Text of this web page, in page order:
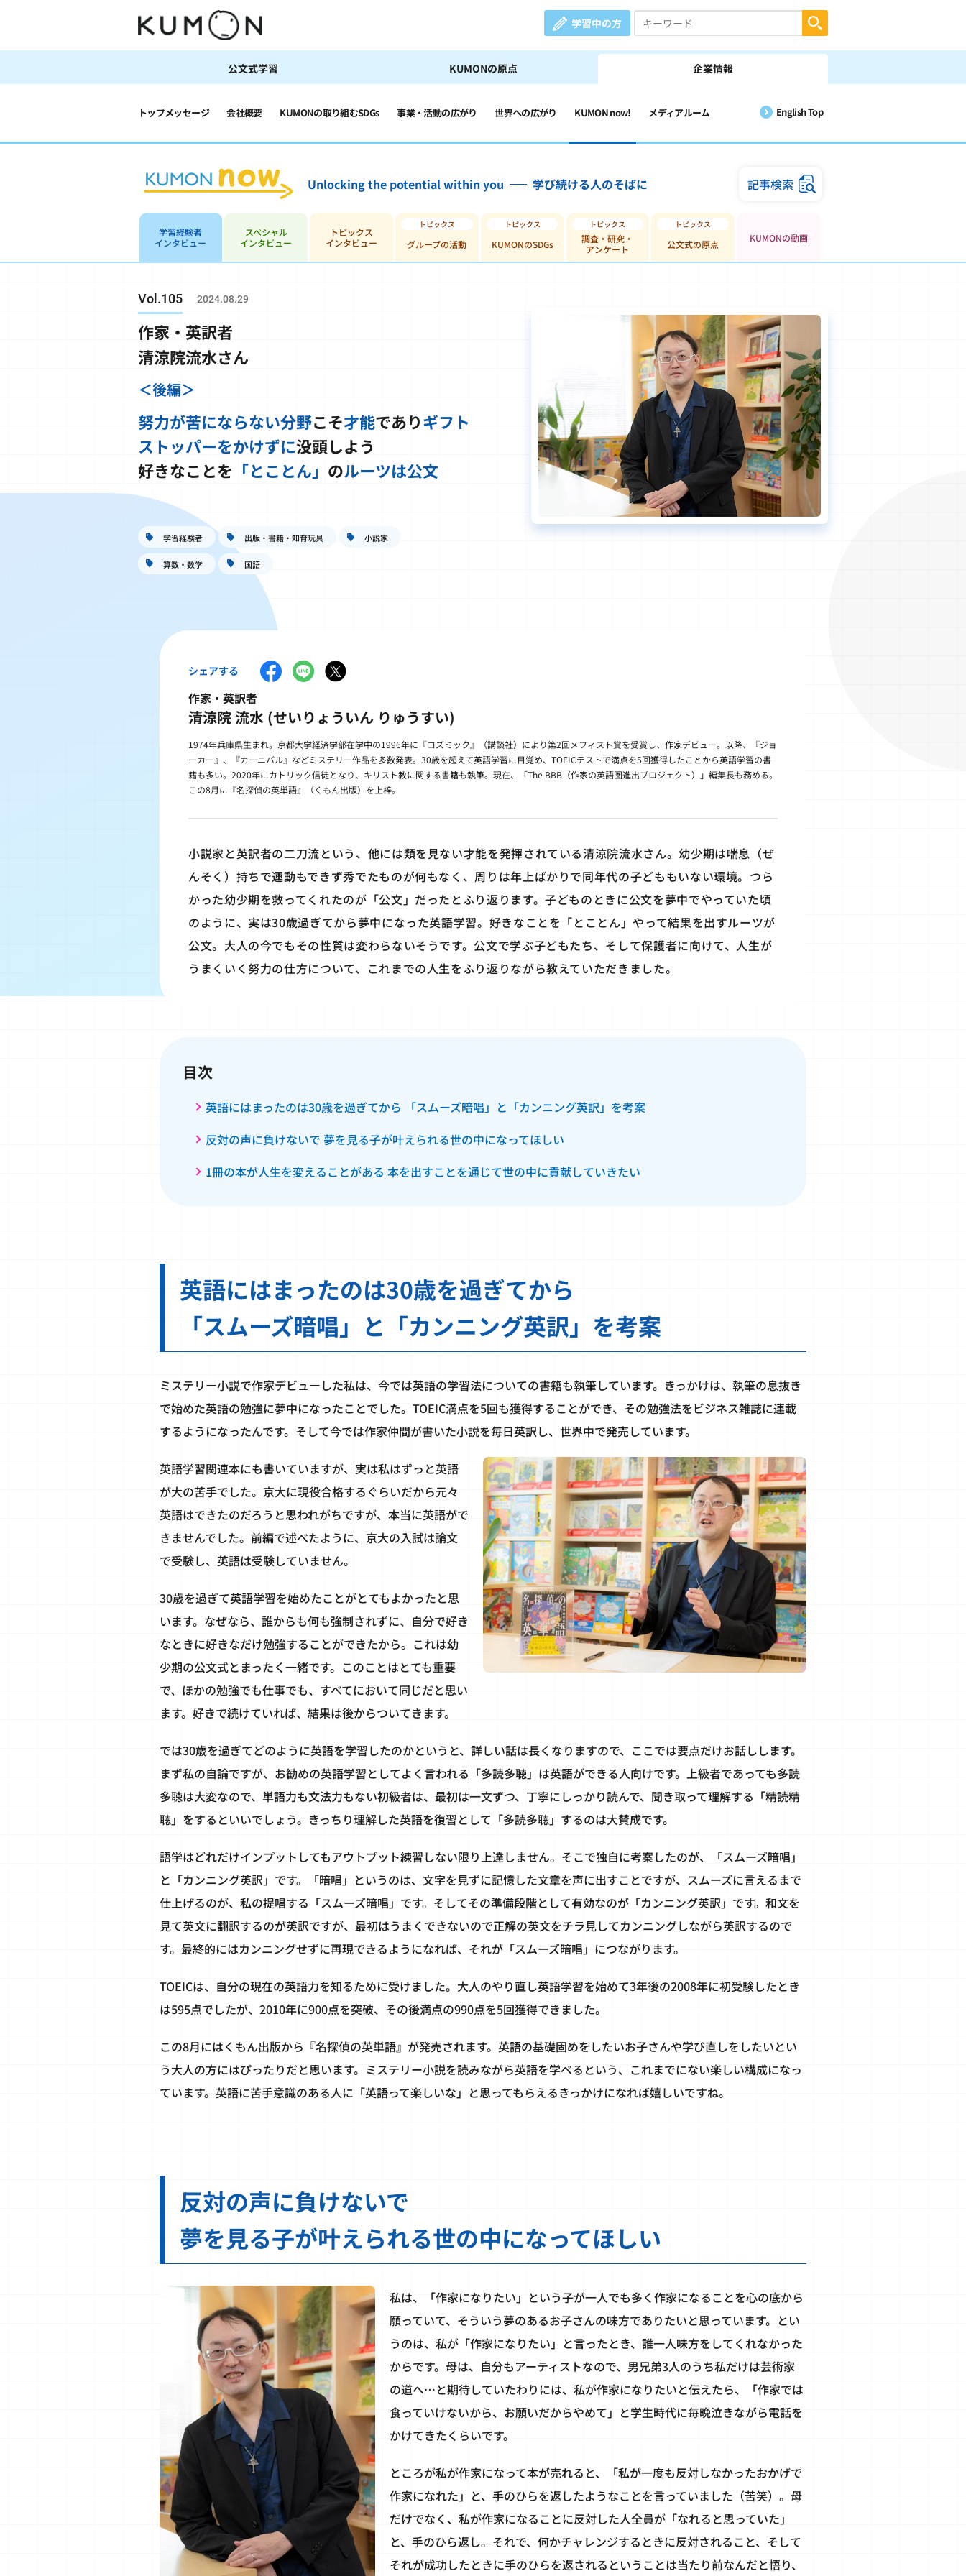
学習中の方
公文式学習 KUMONの原点 企業情報
トップメッセージ 会社概要 KUMONの取り組むSDGs 事業・活動の広がり 世界への広がり KUMON now! メディアルーム English Top
Unlocking the potential within you 学び続ける人のそばに 記事検索
学習経験者
インタビュー
スペシャル
インタビュー
トピックス
インタビュー
グループの活動 KUMONのSDGs
調査・研究・
アンケート
公文式の原点
KUMONの動画
Vol.105 2024.08.29
作家・英訳者
清涼院流水さん
＜後編＞
努力が苦にならない分野こそ才能でありギフト
ストッパーをかけずに没頭しよう
好きなことを 「とことん」 のルーツは公文
学習経験者 出版・書籍・知育玩具 小説家
算数・数学 国語
シェアする
作家・英訳者
清涼院 流水 (せいりょういん りゅうすい)
1974年兵庫県生まれ。京都大学経済学部在学中の1996年に『コズミック』（講談社）により第2回メフィスト賞を受賞し、作家デビュー。以降、『ジョ
ーカー』、『カーニバル』などミステリー作品を多数発表。30歳を超えて英語学習に目覚め、TOEICテストで満点を5回獲得したことから英語学習の書
籍も多い。2020年にカトリック信徒となり、キリスト教に関する書籍も執筆。現在、「The BBB（作家の英語圏進出プロジェクト）」編集長も務める。
この8月に『名探偵の英単語』（くもん出版）を上梓。
小説家と英訳者の二刀流という、他には類を見ない才能を発揮されている清涼院流水さん。幼少期は喘息（ぜ
んそく）持ちで運動もできず秀でたものが何もなく、周りは年上ばかりで同年代の子どももいない環境。つら
かった幼少期を救ってくれたのが「公文」だったとふり返ります。子どものときに公文を夢中でやっていた頃
のように、実は30歳過ぎてから夢中になった英語学習。好きなことを「とことん」やって結果を出すルーツが
公文。大人の今でもその性質は変わらないそうです。公文で学ぶ子どもたち、そして保護者に向けて、人生が
うまくいく努力の仕方について、これまでの人生をふり返りながら教えていただきました。
目次
英語にはまったのは30歳を過ぎてから 「スムーズ暗唱」と「カンニング英訳」を考案
反対の声に負けないで 夢を見る子が叶えられる世の中になってほしい
1冊の本が人生を変えることがある 本を出すことを通じて世の中に貢献していきたい
英語にはまったのは30歳を過ぎてから
「スムーズ暗唱」と「カンニング英訳」を考案
ミステリー小説で作家デビューした私は、今では英語の学習法についての書籍も執筆しています。きっかけは、執筆の息抜き
で始めた英語の勉強に夢中になったことでした。TOEIC満点を5回も獲得することができ、その勉強法をビジネス雑誌に連載
するようになったんです。そして今では作家仲間が書いた小説を毎日英訳し、世界中で発売しています。
英語学習関連本にも書いていますが、実は私はずっと英語
が大の苦手でした。京大に現役合格するぐらいだから元々
英語はできたのだろうと思われがちですが、本当に英語がで
きませんでした。前編で述べたように、京大の入試は論文
で受験し、英語は受験していません。
30歳を過ぎて英語学習を始めたことがとてもよかったと思
います。なぜなら、誰からも何も強制されずに、自分で好き
なときに好きなだけ勉強することができたから。これは幼
少期の公文式とまったく一緒です。このことはとても重要
で、ほかの勉強でも仕事でも、すべてにおいて同じだと思い
ます。好きで続けていれば、結果は後からついてきます。
では30歳を過ぎてどのように英語を学習したのかというと、詳しい話は長くなりますので、ここでは要点だけお話しします。
まず私の自論ですが、お勧めの英語学習としてよく言われる「多読多聴」は英語ができる人向けです。上級者であっても多読
多聴は大変なので、単語力も文法力もない初級者は、最初は一文ずつ、丁寧にしっかり読んで、聞き取って理解する「精読精
聴」をするといいでしょう。きっちり理解した英語を復習として「多読多聴」するのは大賛成です。
語学はどれだけインプットしてもアウトプット練習しない限り上達しません。そこで独自に考案したのが、「スムーズ暗唱」
と「カンニング英訳」です。「暗唱」というのは、文字を見ずに記憶した文章を声に出すことですが、スムーズに言えるまで
仕上げるのが、私の提唱する「スムーズ暗唱」です。そしてその準備段階として有効なのが「カンニング英訳」です。和文を
見て英文に翻訳するのが英訳ですが、最初はうまくできないので正解の英文をチラ見してカンニングしながら英訳するので
す。最終的にはカンニングせずに再現できるようになれば、それが「スムーズ暗唱」につながります。
TOEICは、自分の現在の英語力を知るために受けました。大人のやり直し英語学習を始めて3年後の2008年に初受験したとき
は595点でしたが、2010年に900点を突破、その後満点の990点を5回獲得できました。
この8月にはくもん出版から『名探偵の英単語』が発売されます。英語の基礎固めをしたいお子さんや学び直しをしたいとい
う大人の方にはぴったりだと思います。ミステリー小説を読みながら英語を学べるという、これまでにない楽しい構成になっ
ています。英語に苦手意識のある人に「英語って楽しいな」と思ってもらえるきっかけになれば嬉しいですね。
反対の声に負けないで
夢を見る子が叶えられる世の中になってほしい
私は、「作家になりたい」という子が一人でも多く作家になることを心の底から
願っていて、そういう夢のあるお子さんの味方でありたいと思っています。とい
うのは、私が「作家になりたい」と言ったとき、誰一人味方をしてくれなかった
からです。母は、自分もアーティストなので、男兄弟3人のうち私だけは芸術家
の道へ…と期待していたわりには、私が作家になりたいと伝えたら、「作家では
食っていけないから、お願いだからやめて」と学生時代に毎晩泣きながら電話を
かけてきたくらいです。
ところが私が作家になって本が売れると、「私が一度も反対しなかったおかげで
作家になれた」と、手のひらを返したようなことを言っていました（苦笑）。母
だけでなく、私が作家になることに反対した人全員が「なれると思っていた」
と、手のひら返し。それで、何かチャレンジするときに反対されること、そして
それが成功したときに手のひらを返されるということは当たり前なんだと悟り、